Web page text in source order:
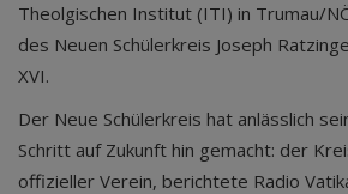
Theolgischen Institut (ITI) in Trumau/
des Neuen Schülerkreis Joseph
XVI.
Der Neue Schülerkreis hat anlässlich
Schritt auf Zukunft hin gemacht: der
offizieller Verein, berichtete Radio